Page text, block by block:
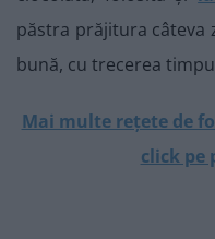
păstra prăjitura câteva
bună, cu trecerea
Mai multe rețete de
click pe